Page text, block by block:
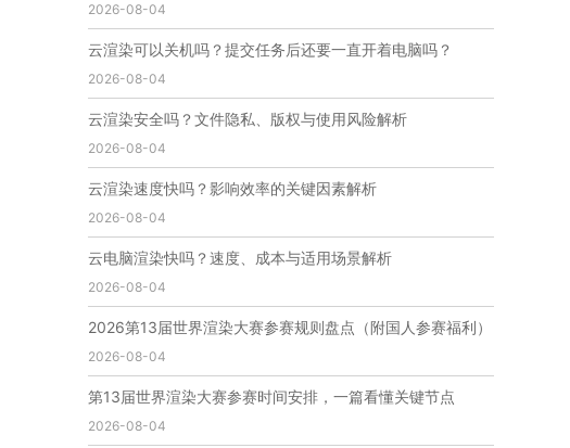
世界渲染大赛软件
瑞云官网
瑞云科技 端云
瑞云渲染官网
网络渲染软件
云渲染服务
云渲染怎么收费
云渲染怎么用
云渲染技术
云渲染原理 云渲染插件
云渲染软件
云渲染引擎
云渲染主机
云渲染软件厂家
免费云渲染
云渲染网站
云渲染收费 云渲染厂家
云渲染厂商
瑞云渲染大赛
3d渲染大赛
CG动画渲染大赛
瑞云渲染大赛报名页
瑞云渲染大赛奖项
瑞云渲染大赛历届大赛回顾
云渲染电脑
云渲染配置 云主机渲染
视频云渲染
实时渲染云
2026-08-04
云渲染可以关机吗？提交任务后还要一直开着电脑吗？
2026-08-04
云渲染安全吗？文件隐私、版权与使用风险解析
2026-08-04
云渲染速度快吗？影响效率的关键因素解析
2026-08-04
云电脑渲染快吗？速度、成本与适用场景解析
2026-08-04
2026第13届世界渲染大赛参赛规则盘点（附国人参赛福利）
2026-08-04
第13届世界渲染大赛参赛时间安排，一篇看懂关键节点
2026-08-04